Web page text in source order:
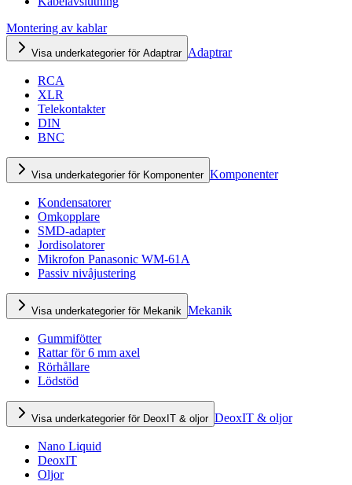
Montering av kablar
Visa underkategorier för Adaptrar Adaptrar
RCA
XLR
Telekontakter
DIN
BNC
Visa underkategorier för Komponenter Komponenter
Kondensatorer
Omkopplare
SMD-adapter
Jordisolatorer
Mikrofon Panasonic WM-61A
Passiv nivåjustering
Visa underkategorier för Mekanik Mekanik
Gummifötter
Rattar för 6 mm axel
Rörhållare
Lödstöd
Visa underkategorier för DeoxIT & oljor DeoxIT & oljor
Nano Liquid
DeoxIT
Oljor